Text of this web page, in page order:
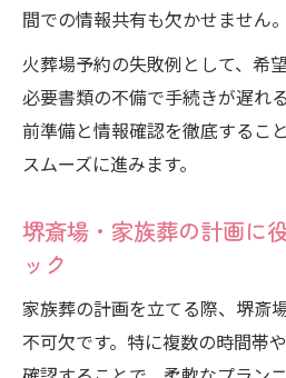
間での情報共有も欠かせません。
火葬場予約の失敗例として、希
必要書類の不備で手続きが遅れ
前準備と情報確認を徹底するこ
スムーズに進みます。
堺斎場・家族葬の計画に
ック
家族葬の計画を立てる際、堺斎
不可欠です。特に複数の時間帯